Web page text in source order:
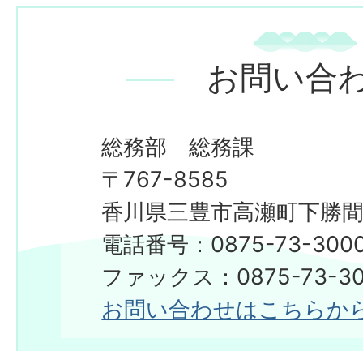
お問い合
総務部 総務課
〒767-8585
香川県三豊市高瀬町下勝
電話番号：0875-73-
ファックス：0875-73-
お問い合わせはこちらか